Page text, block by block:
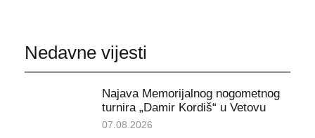
Nedavne vijesti
Najava Memorijalnog nogometnog
turnira „Damir Kordiš“ u Vetovu
07.08.2026